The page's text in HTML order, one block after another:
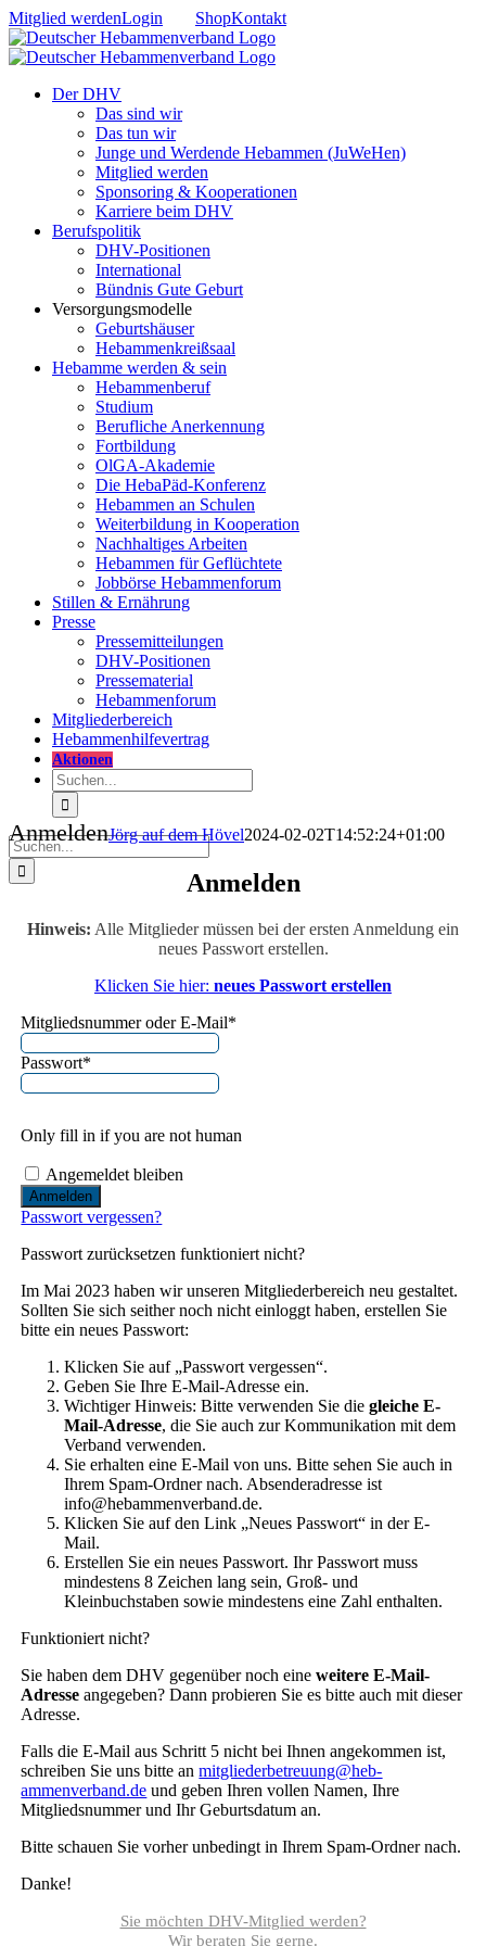
Zum
Inhalt
springen
Mitglied werdenLogin ShopKontakt
Der DHV
Das sind wir
Das tun wir
Junge und Werdende Hebammen (JuWeHen)
Mitglied werden
Sponsoring & Kooperationen
Karriere beim DHV
Berufspolitik
DHV-Positionen
International
Bündnis Gute Geburt
Versorgungsmodelle
Geburtshäuser
Hebammenkreißsaal
Hebamme werden & sein
Hebammenberuf
Studium
Berufliche Anerkennung
Fortbildung
OlGA-Akademie
Die HebaPäd-Konferenz
Hebammen an Schulen
Weiterbildung in Kooperation
Nachhaltiges Arbeiten
Hebammen für Geflüchtete
Jobbörse Hebammenforum
Stillen & Ernährung
Presse
Pressemitteilungen
DHV-Positionen
Pressematerial
Hebammenforum
Mitgliederbereich
Hebammenhilfevertrag
Aktionen
Suche
nach:
Suche
nach:
AnmeldenJörg auf dem Hövel2024-02-02T14:52:24+01:00
Anmelden
Hinweis: Alle Mitglieder müssen bei der ersten Anmeldung ein
neues Passwort erstellen.
Klicken Sie hier: neues Passwort erstellen
Mitgliedsnummer oder E-Mail*
Passwort*
Only fill in if you are not human
Angemeldet bleiben
Passwort vergessen?
Passwort zurücksetzen funktioniert nicht?
Im Mai 2023 haben wir unseren Mitgliederbereich neu gestaltet.
Sollten Sie sich seither noch nicht einloggt haben, erstellen Sie
bitte ein neues Passwort:
Klicken Sie auf „Passwort vergessen“.
Geben Sie Ihre E-Mail-Adresse ein.
Wichtiger Hinweis: Bitte verwenden Sie diegleiche E-
Mail-Adresse, die Sie auch zur Kommunikation mit dem
Verband verwenden.
Sie erhalten eine E-Mail von uns. Bitte sehen Sie auch in
Ihrem Spam-Ordner nach. Absenderadresse ist
info@hebammenverband.de.
Klicken Sie auf den Link „Neues Passwort“ in der E-
Mail.
Erstellen Sie ein neues Passwort. Ihr Passwort muss
mindestens 8 Zeichen lang sein, Groß- und
Kleinbuchstaben sowie mindestens eine Zahl enthalten.
Funktioniert nicht?
Sie haben dem DHV gegenüber noch eineweitere E-Mail-
Adresse angegeben? Dann probieren Sie es bitte auch mit dieser
Adresse.
Falls die E-Mail aus Schritt 5 nicht bei Ihnen angekommen ist,
schreiben Sie uns bitte anmitgliederbetreuung@heb­
ammenverband.de und geben Ihren vollen Namen, Ihre
Mitgliedsnummer und Ihr Geburtsdatum an.
Bitte schauen Sie vorher unbedingt in Ihrem Spam-Ordner nach.
Danke!
Sie möchten DHV-Mitglied werden?
Wir beraten Sie gerne.